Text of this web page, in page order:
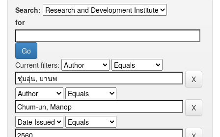
Search:
for
Current filters: